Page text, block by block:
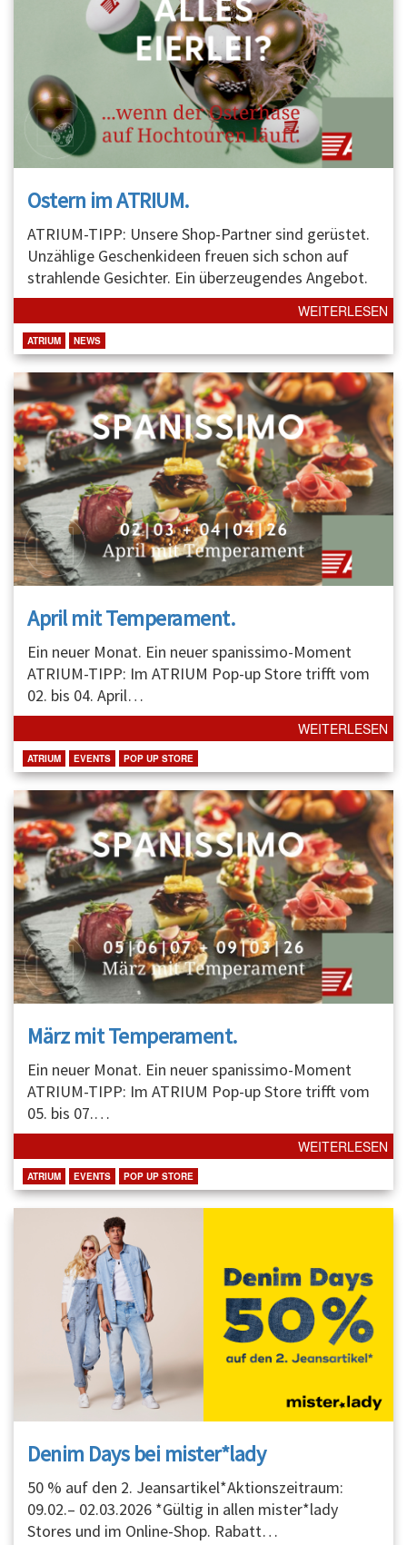
Ostern im ATRIUM.
ATRIUM-TIPP: Unsere Shop-Partner sind gerüstet.
Unzählige Geschenkideen freuen sich schon auf
strahlende Gesichter. Ein überzeugendes Angebot.
WEITERLESEN
ATRIUM NEWS
April mit Temperament.
Ein neuer Monat. Ein neuer spanissimo-Moment
ATRIUM-TIPP: Im ATRIUM Pop-up Store trifft vom
02. bis 04. April…
WEITERLESEN
ATRIUM EVENTS POP UP STORE
März mit Temperament.
Ein neuer Monat. Ein neuer spanissimo-Moment
ATRIUM-TIPP: Im ATRIUM Pop-up Store trifft vom
05. bis 07.…
WEITERLESEN
ATRIUM EVENTS POP UP STORE
Denim Days bei mister*lady
50 % auf den 2. Jeansartikel*Aktionszeitraum:
09.02.– 02.03.2026 *Gültig in allen mister*lady
Stores und im Online-Shop. Rabatt…